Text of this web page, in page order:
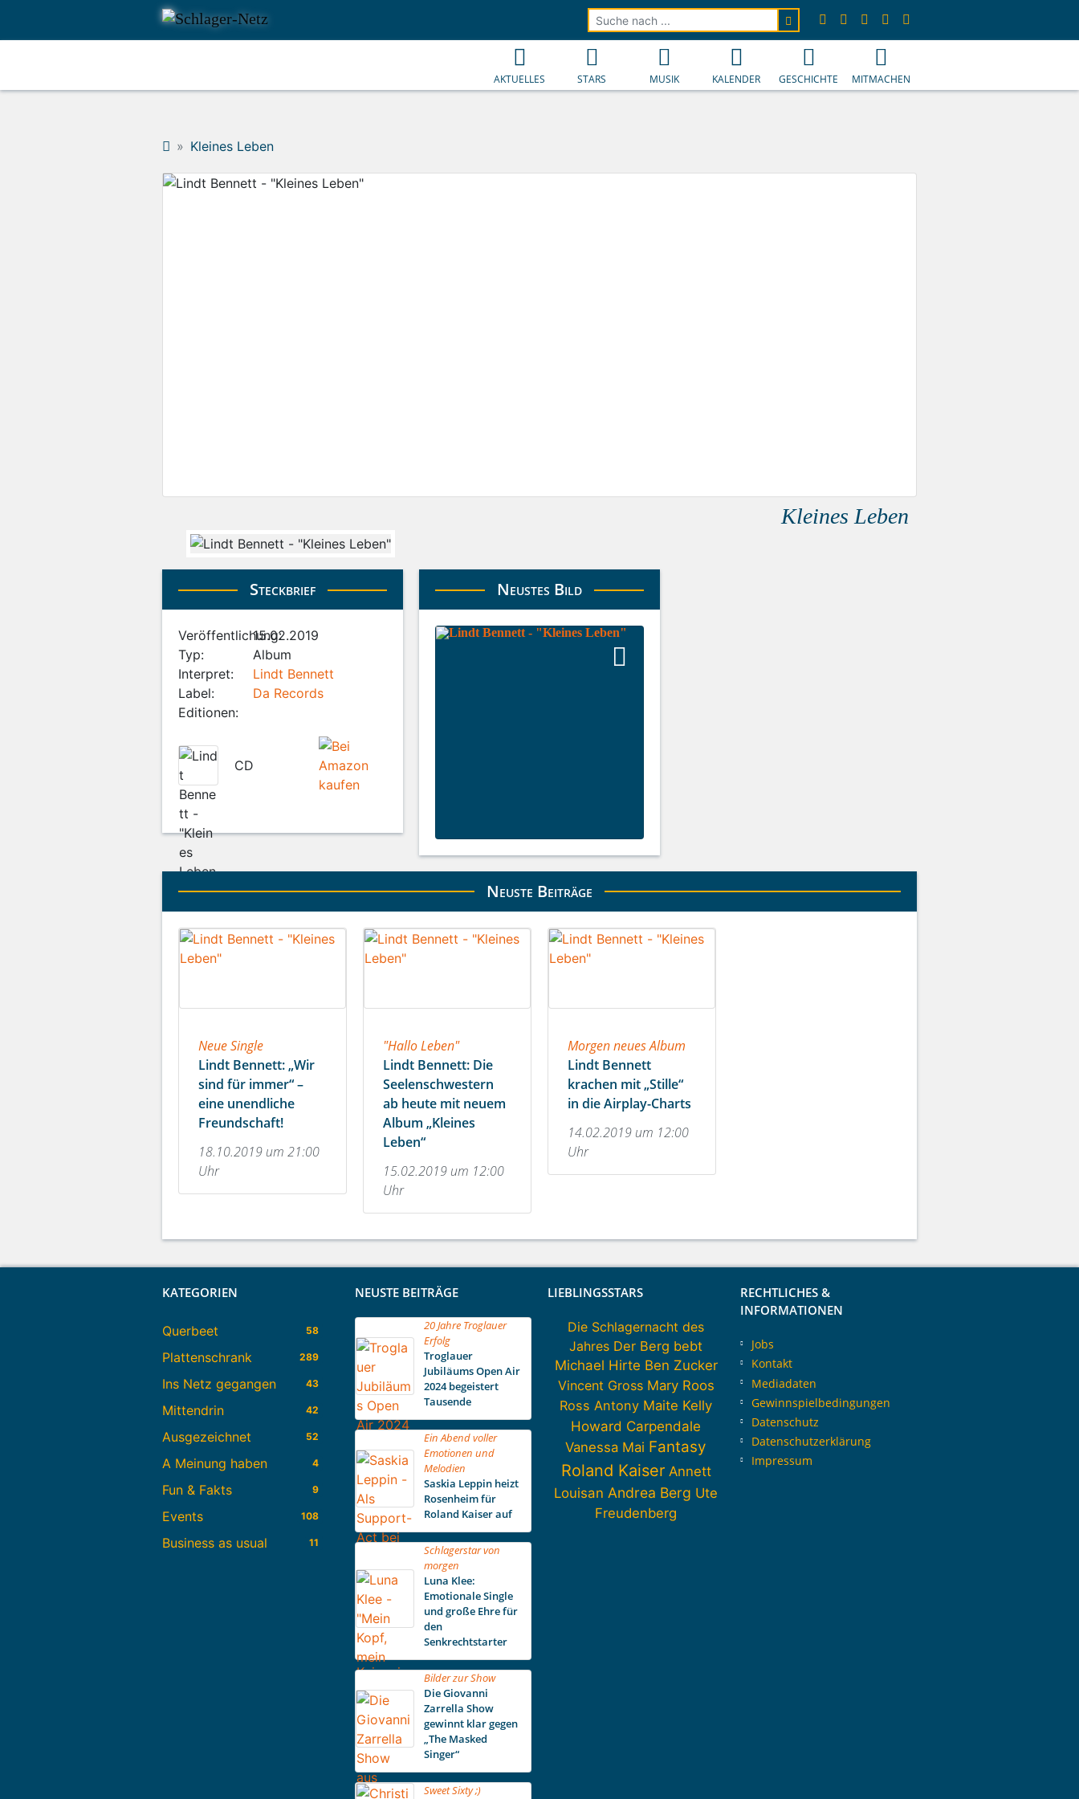
Kleines Leben
Kleines Leben
Steckbrief
Veröffentlichung:15.02.2019
Typ:
Album
Interpret:
Lindt Bennett
Label:
Da Records
Editionen:
CD
Neustes Bild
Neuste Beiträge
Neue Single
Lindt Bennett: „Wir
sind für immer“ –
eine unendliche
Freundschaft!
18.10.2019 um 21:00
Uhr
"Hallo Leben"
Lindt Bennett: Die
Seelenschwestern
ab heute mit neuem
Album „Kleines
Leben“
15.02.2019 um 12:00
Uhr
Morgen neues Album
Lindt Bennett
krachen mit „Stille“
in die Airplay-Charts
14.02.2019 um 12:00
Uhr
AKTUELLES STARS MUSIK KALENDER GESCHICHTE MITMACHEN
KATEGORIEN
Querbeet 58
Plattenschrank 289
Ins Netz gegangen 43
Mittendrin 42
Ausgezeichnet 52
A Meinung haben 4
Fun & Fakts 9
Events 108
Business as usual 11
NEUSTE BEITRÄGE
20 Jahre Troglauer
Erfolg
Troglauer
Jubiläums Open Air
2024 begeistert
Tausende
Ein Abend voller
Emotionen und
Melodien
Saskia Leppin heizt
Rosenheim für
Roland Kaiser auf
Schlagerstar von
morgen
Luna Klee:
Emotionale Single
und große Ehre für
den
Senkrechtstarter
Bilder zur Show
Die Giovanni
Zarrella Show
gewinnt klar gegen
„The Masked
Singer“
Sweet Sixty ;)
LIEBLINGSSTARS
Die Schlagernacht des
Jahres Der Berg bebt
Michael Hirte Ben Zucker
Vincent Gross Mary Roos
Ross Antony Maite Kelly
Howard Carpendale
Vanessa Mai Fantasy
Roland Kaiser Annett
Louisan Andrea Berg Ute
Freudenberg
RECHTLICHES &
INFORMATIONEN
Jobs
Kontakt
Mediadaten
Gewinnspielbedingungen
Datenschutz
Datenschutzerklärung
Impressum